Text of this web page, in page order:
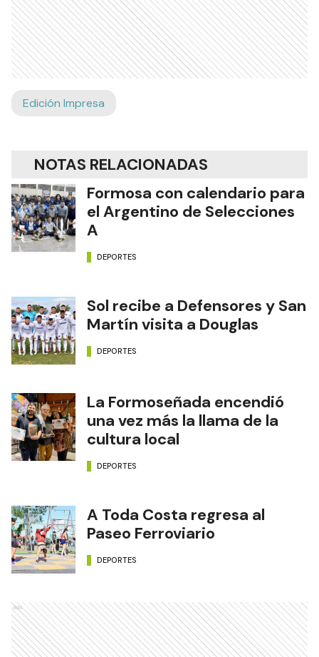
Edición Impresa
NOTAS RELACIONADAS
Formosa con calendario para
el Argentino de Selecciones
A
DEPORTES
Sol recibe a Defensores y San
Martín visita a Douglas
DEPORTES
La Formoseñada encendió
una vez más la llama de la
cultura local
DEPORTES
A Toda Costa regresa al
Paseo Ferroviario
DEPORTES
Ads